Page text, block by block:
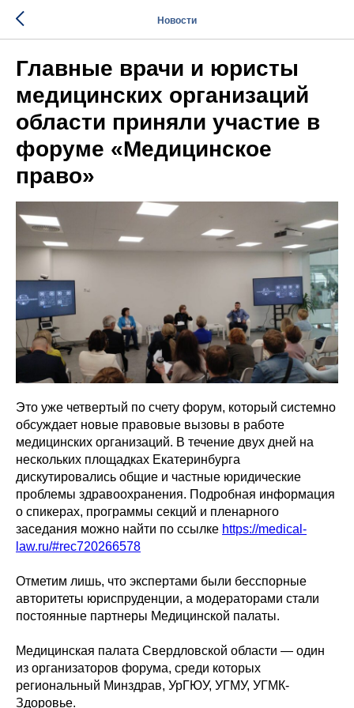
Новости
Главные врачи и юристы
медицинских организаций
области приняли участие в
форуме «Медицинское
право»
Это уже четвертый по счету форум, который системно
обсуждает новые правовые вызовы в работе
медицинских организаций. В течение двух дней на
нескольких площадках Екатеринбурга
дискутировались общие и частные юридические
проблемы здравоохранения. Подробная информация
о спикерах, программы секций и пленарного
заседания можно найти по ссылке https://medical-
law.ru/#rec720266578
Отметим лишь, что экспертами были бесспорные
авторитеты юриспруденции, а модераторами стали
постоянные партнеры Медицинской палаты.
Медицинская палата Свердловской области — один
из организаторов форума, среди которых
региональный Минздрав, УрГЮУ, УГМУ, УГМК-
Здоровье.